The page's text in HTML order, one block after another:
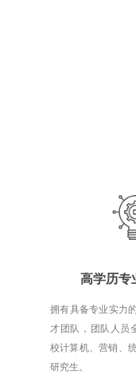
拥有具备专业实力
才团队，团队人员
校计算机、营销、
研究生。
高学历专